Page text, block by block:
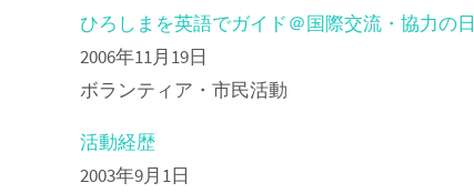
ひろしまを英語でガイド＠国際交流・協力の日
2006年11月19日
ボランティア・市民活動
活動経歴
2003年9月1日